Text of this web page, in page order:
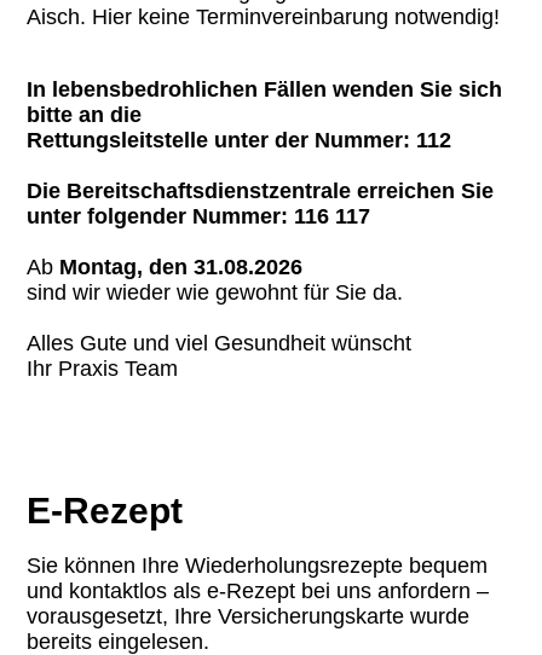
Aisch. Hier keine Terminvereinbarung notwendig!
In lebensbedrohlichen Fällen wenden Sie sich
bitte an die
Rettungsleitstelle unter der Nummer: 112
Die Bereitschaftsdienstzentrale erreichen Sie
unter folgender Nummer: 116 117
Ab Montag, den 31.08.2026
sind wir wieder wie gewohnt für Sie da.
Alles Gute und viel Gesundheit wünscht
Ihr Praxis Team
E-Rezept
Sie können Ihre Wiederholungsrezepte bequem
und kontaktlos als e-Rezept bei uns anfordern –
vorausgesetzt, Ihre Versicherungskarte wurde
bereits eingelesen.